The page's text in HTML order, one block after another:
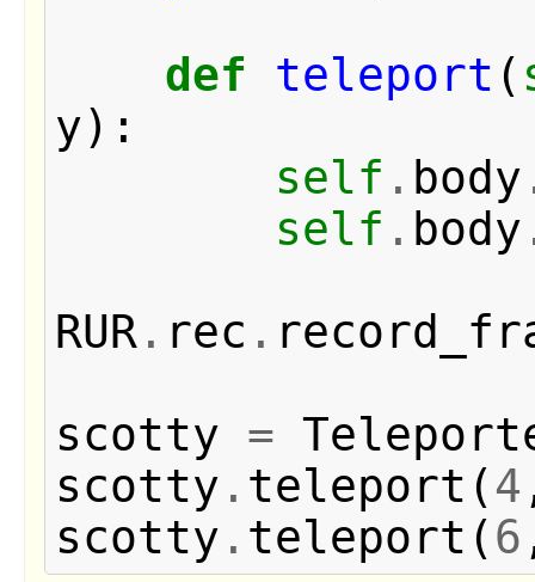
def
teleport (
y):
self . body
self . body
RUR. rec .
scotty =
scotty . teleport (4
scotty . teleport (6